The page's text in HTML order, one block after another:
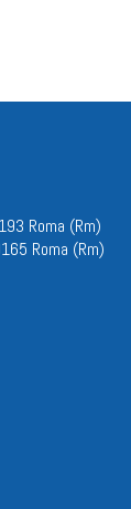
Roma (Rm)
Roma (Rm)